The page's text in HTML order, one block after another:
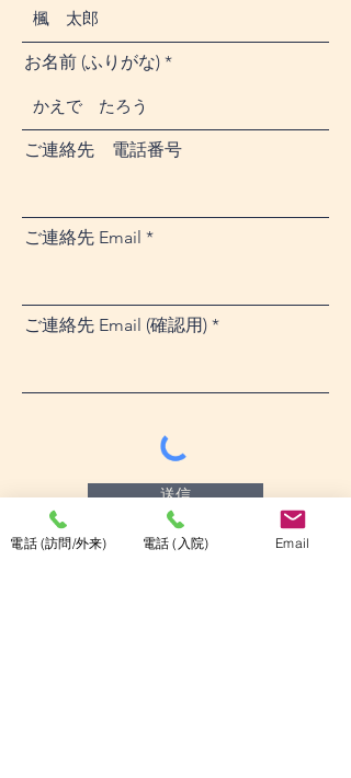
お名前 (ふりがな)
ご連絡先 電話番号
ご連絡先 Email
ご連絡先 Email (確認用)
送信
電話 (訪問/外来) 電話 (入院) Email